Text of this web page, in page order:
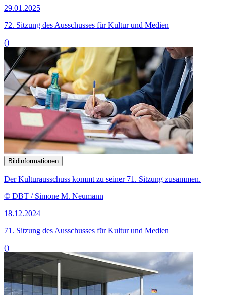
Bildinformationen
Der Kulturausschuss kommt zu seiner 71. Sitzung zusammen.
© DBT / Simone M. Neumann
18.12.2024
71. Sitzung des Ausschusses für Kultur und Medien
Bildinformationen
Der Kulturausschuss tagte öffentlich im Paul-Löbe-Haus des